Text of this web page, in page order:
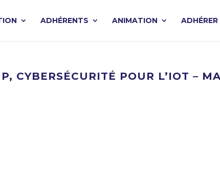
ADHÉRENTS ANIMATION ADHÉRER
CYBERSÉCURITÉ POUR L’IOT –